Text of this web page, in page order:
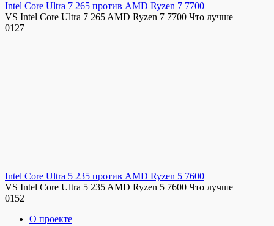
Intel Core Ultra 7 265 против AMD Ryzen 7 7700
VS Intel Core Ultra 7 265 AMD Ryzen 7 7700 Что лучше
0127
Intel Core Ultra 5 235 против AMD Ryzen 5 7600
VS Intel Core Ultra 5 235 AMD Ryzen 5 7600 Что лучше
0152
О проекте